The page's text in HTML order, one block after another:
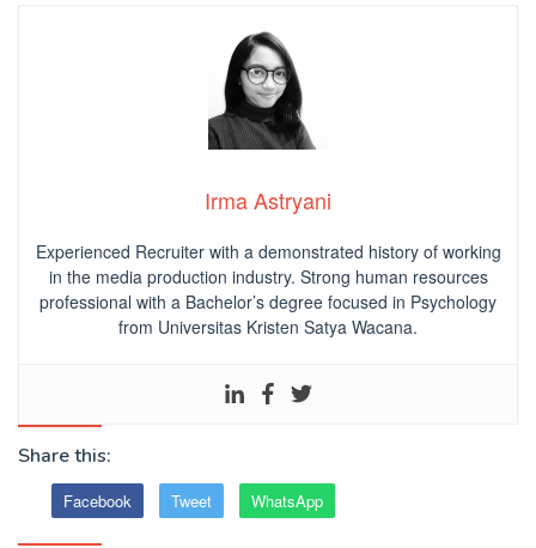
Irma Astryani
Experienced Recruiter with a demonstrated history of working
in the media production industry. Strong human resources
professional with a Bachelor’s degree focused in Psychology
from Universitas Kristen Satya Wacana.
Share this:
Facebook Tweet WhatsApp